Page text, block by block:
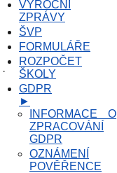
·
VÝROČNÍ
ZPRÁVY
ŠVP
FORMULÁŘE
ROZPOČET
ŠKOLY
GDPR
►
INFORMACE O
ZPRACOVÁNÍ
GDPR
OZNÁMENÍ
POVĚŘENCE